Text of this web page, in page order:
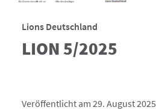
Lions Deutschland
LION 5/2025
Veröffentlicht am 29. August 2025